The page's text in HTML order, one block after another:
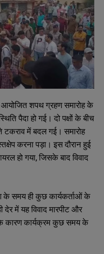
शपथ ग्रहण समारोह के
पैदा हो गई। दो पक्षों के बीच
में बदल गई। समारोह
करना पड़ा। इस दौरान हुई
हो गया, जिसके बाद विवाद
के समय ही कुछ कार्यकर्ताओं के
में यह विवाद मारपीट और
कारण कार्यक्रम कुछ समय के